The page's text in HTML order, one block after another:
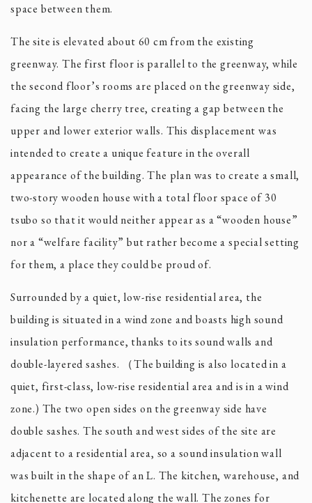
space between them.
The site is elevated about 60 cm from the existing
greenway. The first floor is parallel to the greenway, while
the second floor’s rooms are placed on the greenway side,
facing the large cherry tree, creating a gap between the
upper and lower exterior walls. This displacement was
intended to create a unique feature in the overall
appearance of the building. The plan was to create a small,
two-story wooden house with a total floor space of 30
tsubo so that it would neither appear as a “wooden house”
nor a “welfare facility” but rather become a special setting
for them, a place they could be proud of.
​​Surrounded by a quiet, low-rise residential area, the
building is situated in a wind zone and boasts high sound
insulation performance, thanks to its sound walls and
double-layered sashes. （The building is also located in a
quiet, first-class, low-rise residential area and is in a wind
zone.) The two open sides on the greenway side have
double sashes. The south and west sides of the site are
adjacent to a residential area, so a sound insulation wall
was built in the shape of an L. The kitchen, warehouse, and
kitchenette are located along the wall. The zones for